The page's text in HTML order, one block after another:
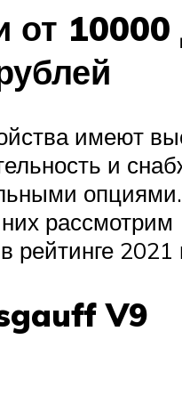
от 10000
имеют
и
опциями.
рассмотрим
рейтинге 2021
V9